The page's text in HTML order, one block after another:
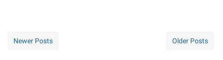
Newer Posts Older Posts